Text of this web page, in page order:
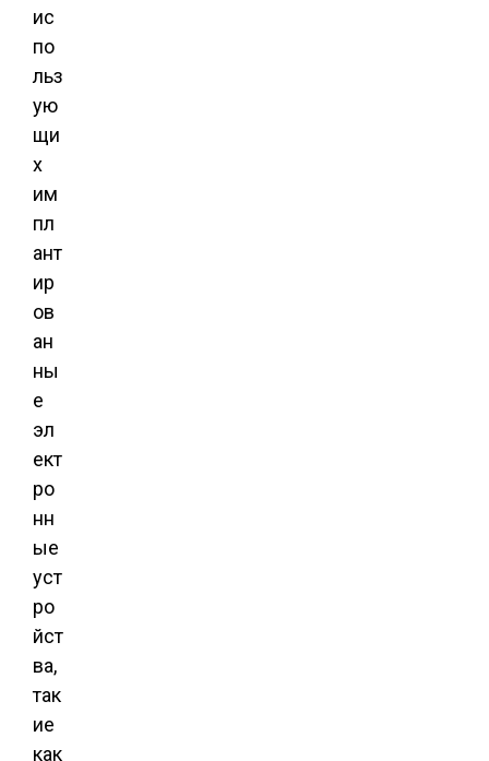
ис
по
льз
ую
щи
х
им
пл
ант
ир
ов
ан
ны
е
эл
ект
ро
нн
ые
уст
ро
йст
ва,
так
ие
как